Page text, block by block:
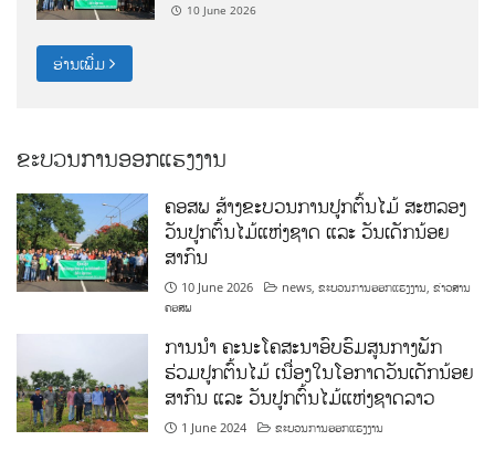
10 June 2026
ອ່ານເພີ່ມ
ຂະບວນການອອກແຮງງານ
ຄອສພ ສ້າງຂະບວນການປູກຕົ້ນໄມ້ ສະຫລອງ
ວັນປູກຕົ້ນໄມ້ແຫ່ງຊາດ ແລະ ວັນເດັກນ້ອຍ
ສາກົນ
10 June 2026 news ,ຂະບວນການອອກແຮງງານ ,ຂ່າວສານ
ຄອສພ
ການນໍາ ຄະນະໂຄສະນາອົບຮົມສູນກາງພັກ
ຮ່ວມປູກຕົ້ນໄມ້ ເນື່ອງໃນໂອກາດວັນເດັກນ້ອຍ
ສາກົນ ແລະ ວັນປູກຕົ້ນໄມ້ແຫ່ງຊາດລາວ
1 June 2024 ຂະບວນການອອກແຮງງານ